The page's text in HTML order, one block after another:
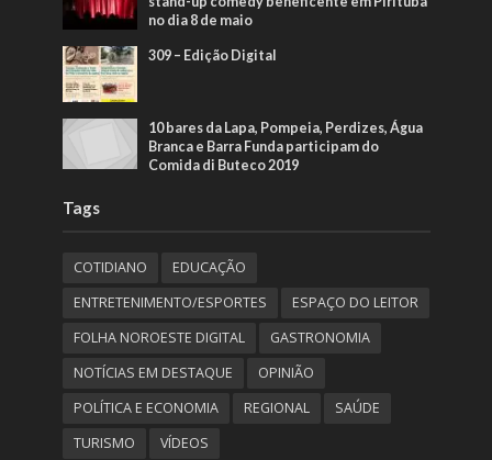
no dia 8 de maio
309 – Edição Digital
10 bares da Lapa, Pompeia, Perdizes, Água
Branca e Barra Funda participam do
Comida di Buteco 2019
Tags
COTIDIANO
EDUCAÇÃO
ENTRETENIMENTO/ESPORTES
ESPAÇO DO LEITOR
FOLHA NOROESTE DIGITAL
GASTRONOMIA
NOTÍCIAS EM DESTAQUE
OPINIÃO
POLÍTICA E ECONOMIA
REGIONAL
SAÚDE
TURISMO
VÍDEOS